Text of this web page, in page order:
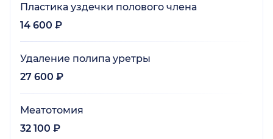
Пластика уздечки полового члена
14 600 ₽
Удаление полипа уретры
27 600 ₽
Меатотомия
32 100 ₽